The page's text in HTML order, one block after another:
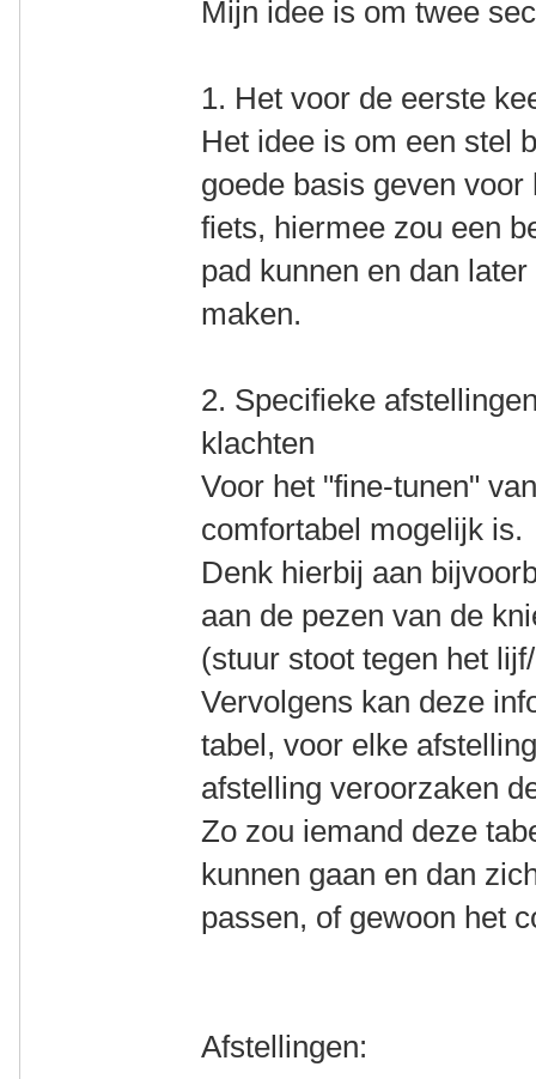
Mijn idee is om twee
1. Het voor de eerste
Het idee is om een stel
goede basis geven
fiets, hiermee zou een
pad kunnen en dan
maken.
2. Specifieke
klachten
Voor het "fine-tunen"
comfortabel mogelijk is.
Denk hierbij aan
aan de pezen van de
(stuur stoot tegen het
Vervolgens kan deze
tabel, voor elke
afstelling veroorzaken
Zo zou iemand deze
kunnen gaan en dan
passen, of gewoon het
Afstellingen: